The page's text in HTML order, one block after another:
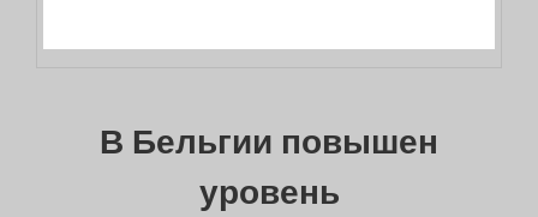
В Бельгии повышен
уровень